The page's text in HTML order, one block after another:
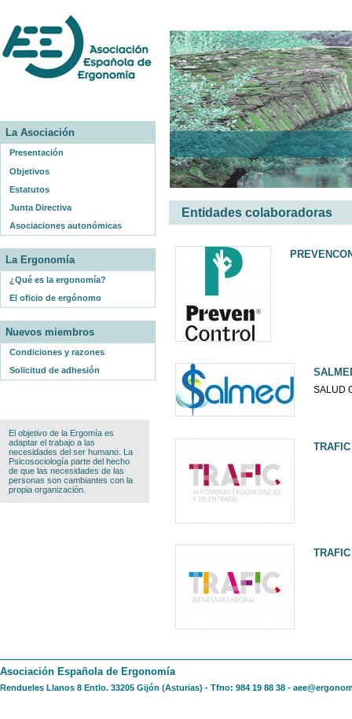
La Asociación
Presentación
Objetivos
Estatutos
Junta Directiva
Asociaciones autonómicas
La Ergonomía
¿Qué es la ergonomía?
El oficio de ergónomo
Nuevos miembros
Condiciones y razones
Solicitud de adhesión
El objetivo de la Ergomía es
adaptar el trabajo a las
necesidades del ser humano. La
Psicosociología parte del hecho
de que las necesidades de las
personas son cambiantes con la
propia organización.
Entidades colaboradoras
SALUD
Asociación Española de Ergonomía
Rendueles Llanos 8 Entlo. 33205 Gijón (Asturias) - Tfno: 984 19 88 38 -